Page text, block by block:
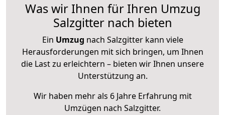
Was wir Ihnen für Ihren Umzug
Salzgitter nach bieten
Ein Umzug nach Salzgitter kann viele
Herausforderungen mit sich bringen, um Ihnen
die Last zu erleichtern – bieten wir Ihnen unsere
Unterstützung an.
Wir haben mehr als 6 Jahre Erfahrung mit
Umzügen nach Salzgitter.